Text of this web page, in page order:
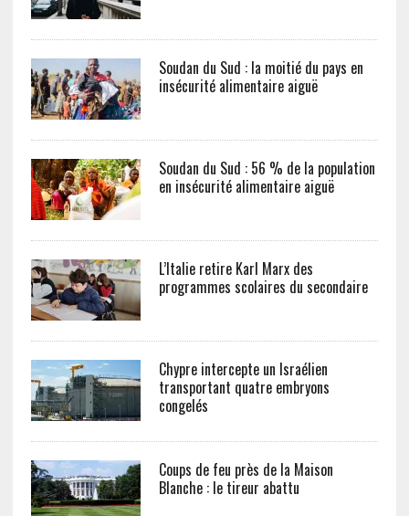
Soudan du Sud : la moitié du pays en
insécurité alimentaire aiguë
Soudan du Sud : 56 % de la population
en insécurité alimentaire aiguë
L’Italie retire Karl Marx des
programmes scolaires du secondaire
Chypre intercepte un Israélien
transportant quatre embryons
congelés
Coups de feu près de la Maison
Blanche : le tireur abattu